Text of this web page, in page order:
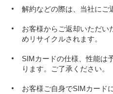
解約などの際は、当社にご
お客様からご返却いただい
めリサイクルされます。
SIMカードの仕様、性能は
ります。ご了承ください。
お客様ご自身でSIMカード